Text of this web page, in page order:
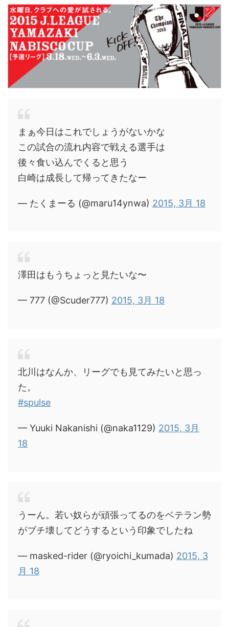
まぁ今日はこれでしょうがないかな
この試合の流れ内容で戦える選手は
後々食い込んでくると思う
白崎は成長して帰ってきたなー
— たくまーる (@maru14ynwa) 2015, 3月 18
澤田はもうちょっと見たいな〜
— 777 (@Scuder777) 2015, 3月 18
北川はなんか、リーグでも見てみたいと思っ
た。
#spulse
— Yuuki Nakanishi (@naka1129) 2015, 3月
18
うーん。若い奴らが頑張ってるのをベテラン勢
がブチ壊してどうするという印象でしたね
— masked-rider (@ryoichi_kumada) 2015, 3
月 18